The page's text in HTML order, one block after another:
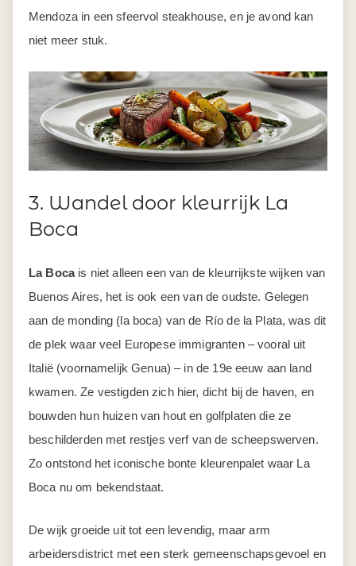
Mendoza in een sfeervol steakhouse, en je avond kan
niet meer stuk.
3. Wandel door kleurrijk La
Boca
La Bocais niet alleen een van de kleurrijkste wijken van
Buenos Aires, het is ook een van de oudste. Gelegen
aan de monding (la boca) van de Río de la Plata, was dit
de plek waar veel Europese immigranten – vooral uit
Italië (voornamelijk Genua) – in de 19e eeuw aan land
kwamen. Ze vestigden zich hier, dicht bij de haven, en
bouwden hun huizen van hout en golfplaten die ze
beschilderden met restjes verf van de scheepswerven.
Zo ontstond het iconische bonte kleurenpalet waar La
Boca nu om bekendstaat.
De wijk groeide uit tot een levendig, maar arm
arbeidersdistrict met een sterk gemeenschapsgevoel en